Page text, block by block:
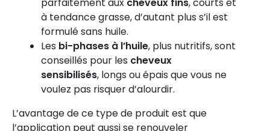
à tendance grasse, d’autant plus s’il est
formulé sans huile.
Les bi-phases à l’huile, plus nutritifs, sont
conseillés pour les cheveux
sensibilisés, longs ou épais que vous ne
voulez pas risquer d’alourdir.
L’avantage de ce type de produit est que
l’application peut aussi se renouveler